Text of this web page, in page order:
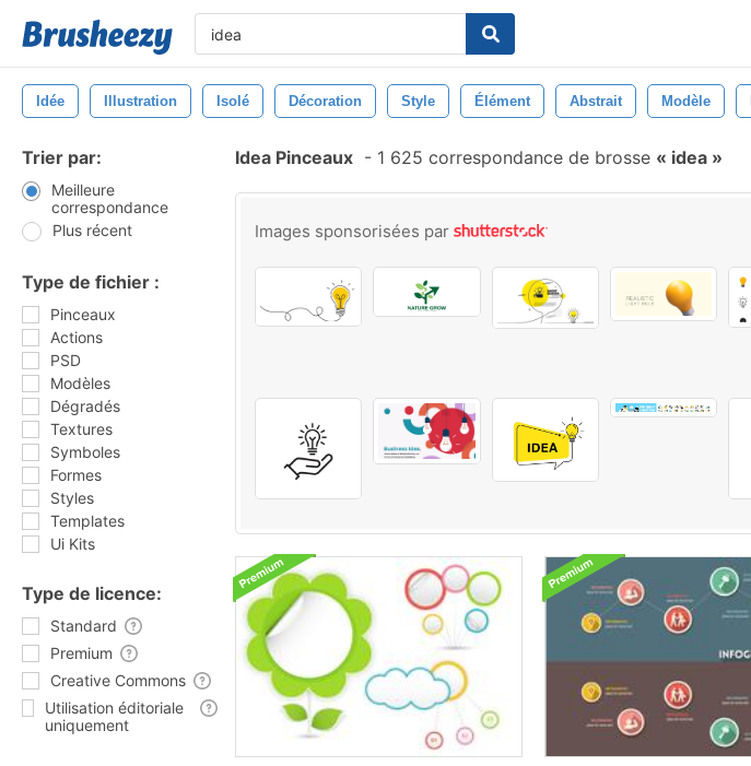
Idée Illustration Isolé Décoration Style Élément Abstrait Modèle
Trier par:
Meilleure
correspondance
Plus récent
Type de fichier :
Pinceaux
Actions
PSD
Modèles
Dégradés
Textures
Symboles
Formes
Styles
Templates
Ui Kits
Type de licence:
Standard
Premium
Creative Commons
Utilisation éditoriale
uniquement
Idea Pinceaux - 1 625 correspondance de brosse idea
Images sponsorisées par